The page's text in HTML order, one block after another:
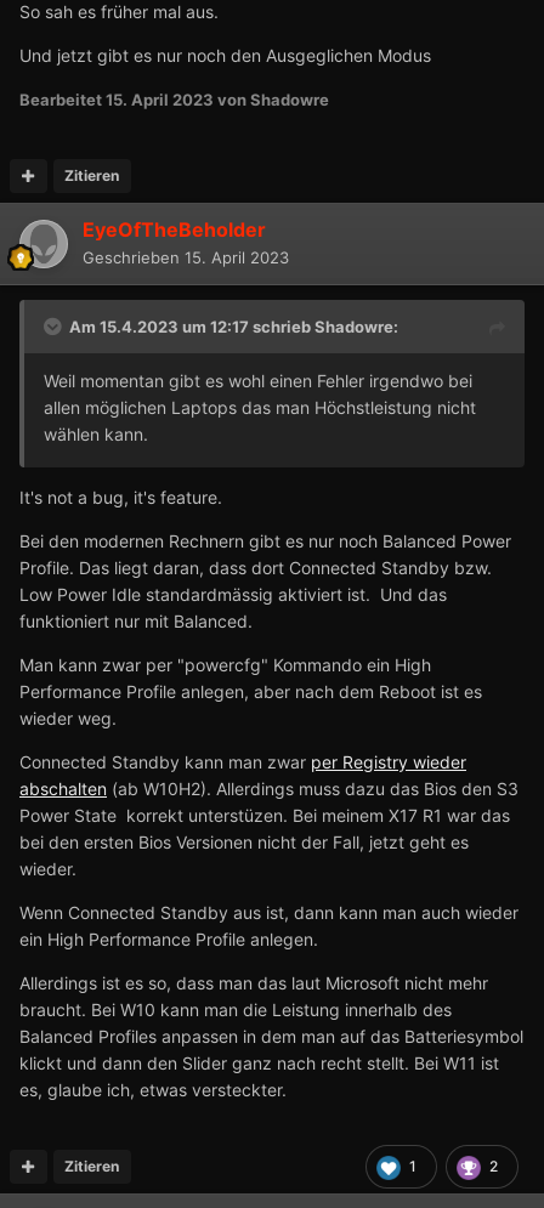
So sah es früher mal aus.
Und jetzt gibt es nur noch den Ausgeglichen Modus
Bearbeitet15. April 2023 von Shadowre
Zitieren
EyeOfTheBeholder
Geschrieben 15. April 2023
Am 15.4.2023 um 12:17 schriebShadowre:
Weil momentan gibt es wohl einen Fehler irgendwo bei
allen möglichen Laptops das man Höchstleistung nicht
wählen kann.
It's not a bug, it's feature.
Bei den modernen Rechnern gibt es nur noch Balanced Power
Profile. Das liegt daran, dass dort Connected Standby bzw.
Low Power Idle standardmässig aktiviert ist. Und das
funktioniert nur mit Balanced.
Man kann zwar per "powercfg" Kommando ein High
Performance Profile anlegen, aber nach dem Reboot ist es
wieder weg.
Connected Standby kann man zwar per Registry wieder
abschalten (ab W10H2). Allerdings muss dazu das Bios den S3
Power State korrekt unterstüzen. Bei meinem X17 R1 war das
bei den ersten Bios Versionen nicht der Fall, jetzt geht es
wieder.
Wenn Connected Standby aus ist, dann kann man auch wieder
ein High Performance Profile anlegen.
Allerdings ist es so, dass man das laut Microsoft nicht mehr
braucht. Bei W10 kann man die Leistung innerhalb des
Balanced Profiles anpassen in dem man auf das Batteriesymbol
klickt und dann den Slider ganz nach recht stellt. Bei W11 ist
es, glaube ich, etwas versteckter.
1 2
Zitieren